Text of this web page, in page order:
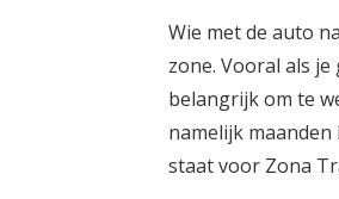
Wie met de auto
zone. Vooral als
belangrijk om te
namelijk
staat voor Zona